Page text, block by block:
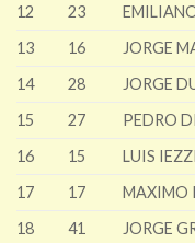
12
23
13
16 JORGE
14
28 JORGE
15
27 PEDRO
16
15 LUIS IEZZI
17
17 MAXIMO
18
41 JORGE